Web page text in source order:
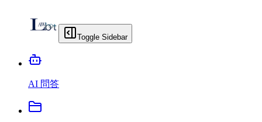
Toggle Sidebar
AI 問答